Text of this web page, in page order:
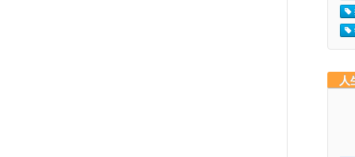
人